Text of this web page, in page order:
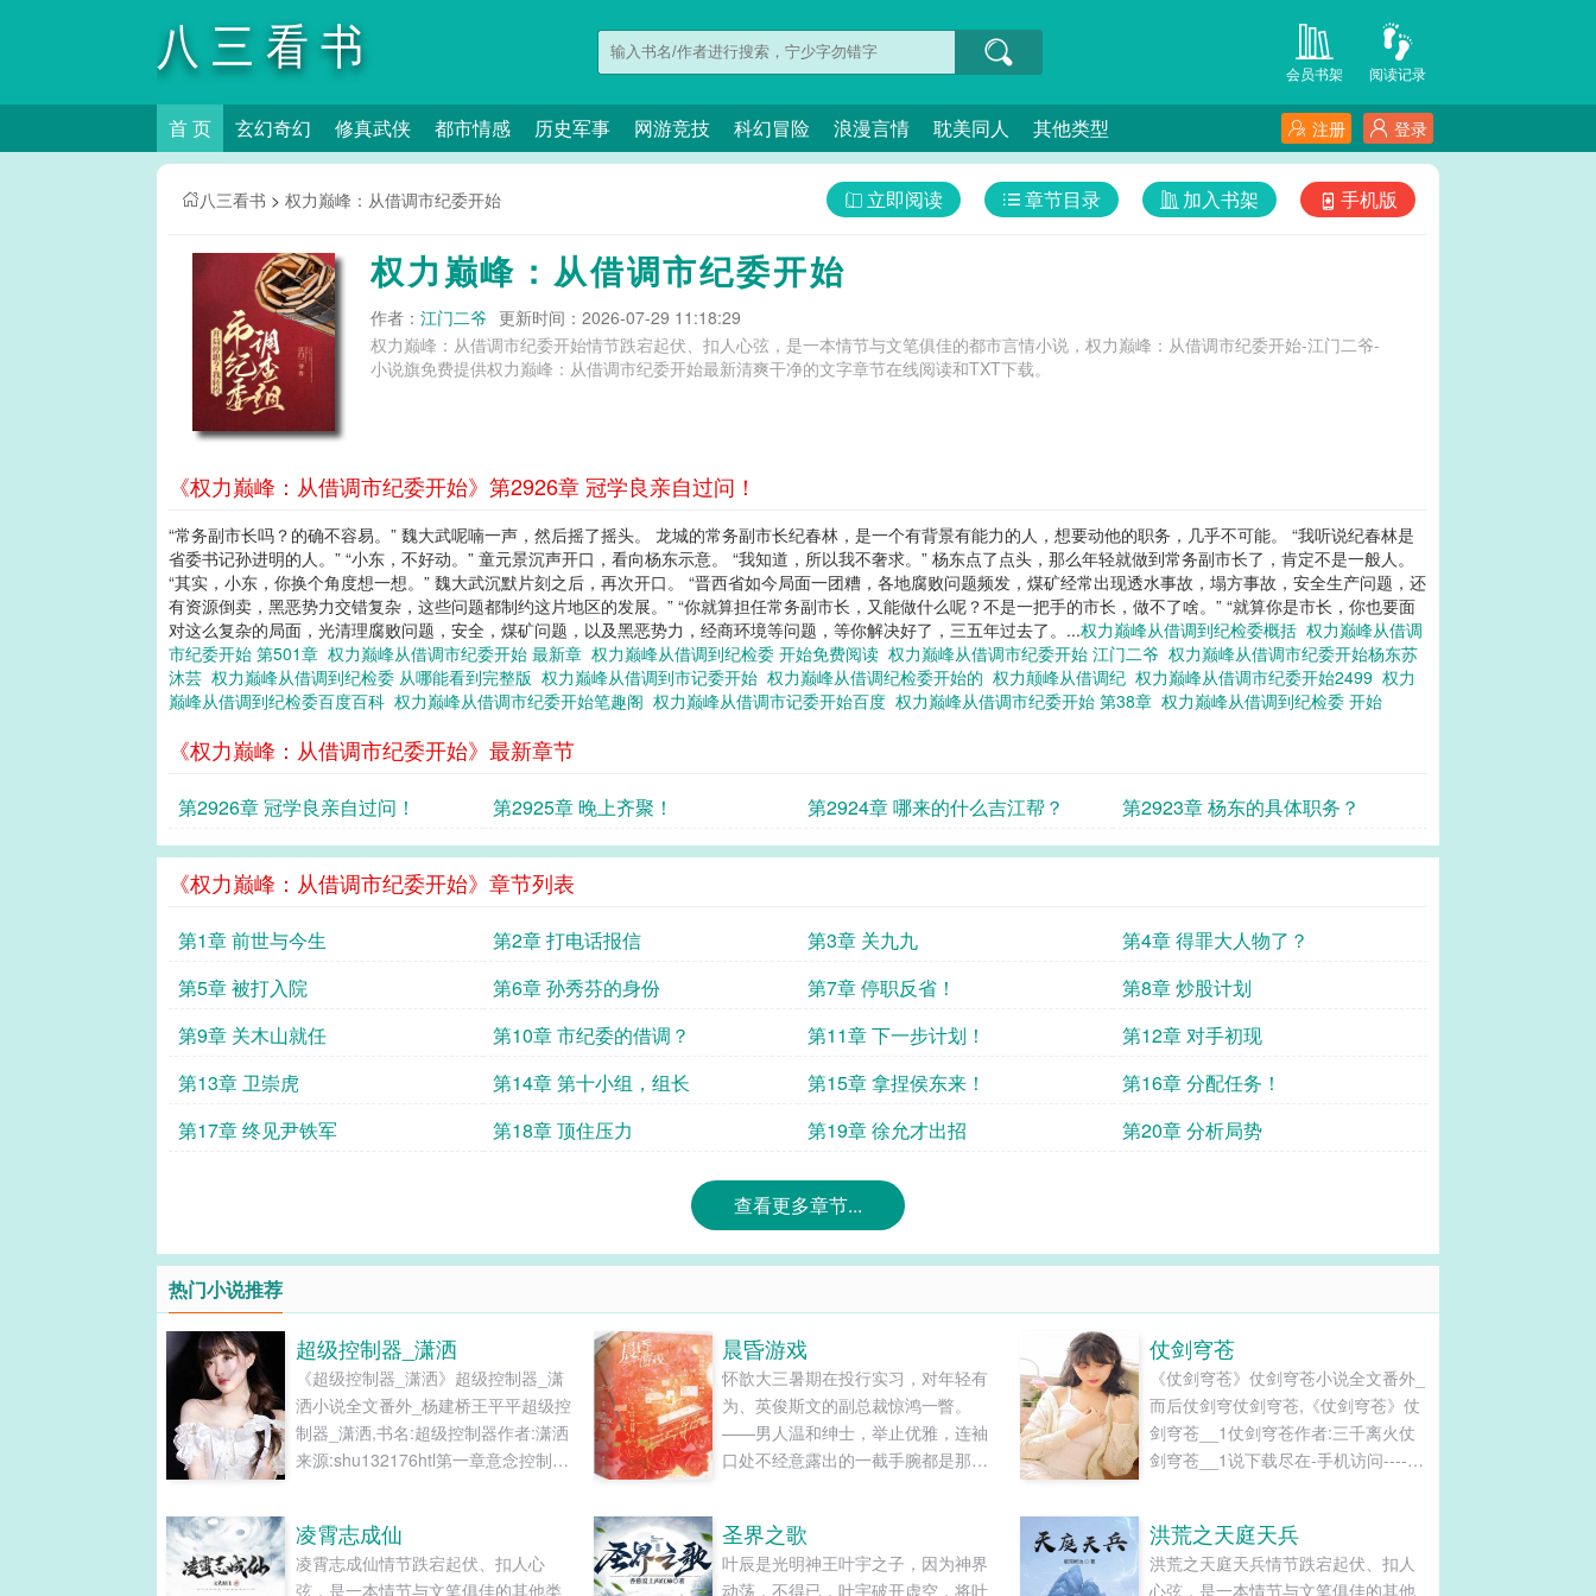
八三看书 阅读记录
会员书架
首 页 玄幻奇幻 修真武侠 都市情感 历史军事 网游竞技 科幻冒险 浪漫言情 耽美同人 其他类型 登录
注册
八三看书 > 权力巅峰：从借调市纪委开始 手机版
加入书架
章节目录
立即阅读
权力巅峰：从借调市纪委开始
作者： 江门二爷 更新时间：2026-07-29 11:18:29
权力巅峰：从借调市纪委开始情节跌宕起伏、扣人心弦，是一本情节与文笔俱佳的都市言情小说，权力巅峰：从借调市纪委开始-江门二爷-
小说旗免费提供权力巅峰：从借调市纪委开始最新清爽干净的文字章节在线阅读和TXT下载。
《权力巅峰：从借调市纪委开始》第2926章 冠学良亲自过问！
“常务副市长吗？的确不容易。” 魏大武呢喃一声，然后摇了摇头。 龙城的常务副市长纪春林，是一个有背景有能力的人，想要动他的职务，几乎不可能。 “我听说纪春林是
省委书记孙进明的人。” “小东，不好动。” 童元景沉声开口，看向杨东示意。 “我知道，所以我不奢求。” 杨东点了点头，那么年轻就做到常务副市长了，肯定不是一般人。
“其实，小东，你换个角度想一想。” 魏大武沉默片刻之后，再次开口。 “晋西省如今局面一团糟，各地腐败问题频发，煤矿经常出现透水事故，塌方事故，安全生产问题，还
有资源倒卖，黑恶势力交错复杂，这些问题都制约这片地区的发展。” “你就算担任常务副市长，又能做什么呢？不是一把手的市长，做不了啥。” “就算你是市长，你也要面
对这么复杂的局面，光清理腐败问题，安全，煤矿问题，以及黑恶势力，经商环境等问题，等你解决好了，三五年过去了。...权力巅峰从借调到纪检委概括 权力巅峰从借调
市纪委开始 第501章 权力巅峰从借调市纪委开始 最新章 权力巅峰从借调到纪检委 开始免费阅读 权力巅峰从借调市纪委开始 江门二爷 权力巅峰从借调市纪委开始杨东苏
沐芸 权力巅峰从借调到纪检委 从哪能看到完整版 权力巅峰从借调到市记委开始 权力巅峰从借调纪检委开始的 权力颠峰从借调纪 权力巅峰从借调市纪委开始2499 权力
巅峰从借调到纪检委百度百科 权力巅峰从借调市纪委开始笔趣阁 权力巅峰从借调市记委开始百度 权力巅峰从借调市纪委开始 第38章 权力巅峰从借调到纪检委 开始
《权力巅峰：从借调市纪委开始》最新章节
第2926章 冠学良亲自过问！ 第2925章 晚上齐聚！ 第2924章 哪来的什么吉江帮？ 第2923章 杨东的具体职务？
《权力巅峰：从借调市纪委开始》章节列表
第1章 前世与今生 第2章 打电话报信 第3章 关九九
第4章 得罪大人物了？
第5章 被打入院
第6章 孙秀芬的身份 第7章 停职反省！
第8章 炒股计划
第9章 关木山就任
第10章 市纪委的借调？ 第11章 下一步计划！
第12章 对手初现
第13章 卫崇虎
第14章 第十小组，组长 第15章 拿捏侯东来！
第16章 分配任务！
第17章 终见尹铁军
第18章 顶住压力 第19章 徐允才出招 第20章 分析局势
查看更多章节...
热门小说推荐
超级控制器_潇洒
《超级控制器_潇洒》超级控制器_潇
洒小说全文番外_杨建桥王平平超级控
制器_潇洒,书名:超级控制器作者:潇洒
来源:shu132176htl第一章意念控制器
的特点是：男女比例严重失调。全本
小\说网或许有人认为这是一个普遍存
晨昏游戏
怀歆大三暑期在投行实习，对年轻有
为、英俊斯文的副总裁惊鸿一瞥。
——男人温和绅士，举止优雅，连袖
口处不经意露出的一截手腕都是那么
作关系对自己的掣肘。 某天怀歆浓妆
艳抹去酒吧蹦迪，却不期然遇见郁
仗剑穹苍
《仗剑穹苍》仗剑穹苍小说全文番外_
而后仗剑穹仗剑穹苍,《仗剑穹苍》仗
剑穹苍__1仗剑穹苍作者:三千离火仗
剑穹苍__1说下载尽在-手机访问----
凌霄志成仙
凌霄志成仙情节跌宕起伏、扣人心
弦，是一本情节与文笔俱佳的其他类
圣界之歌
叶辰是光明神王叶宇之子，因为神界
动荡，不得已，叶宇破开虚空，将叶
洪荒之天庭天兵
洪荒之天庭天兵情节跌宕起伏、扣人
心弦，是一本情节与文笔俱佳的其他